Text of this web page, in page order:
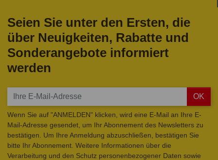
Seien Sie unter den Ersten, die
über Neuigkeiten, Rabatte und
Sonderangebote informiert
werden
OK
Wenn Sie auf "ANMELDEN" klicken, wird eine E-Mail an Ihre E-
Mail-Adresse gesendet, um Ihr Abonnement des Newsletters zu
bestätigen. Um Ihre Anmeldung abzuschließen, bestätigen Sie
bitte Ihr Abonnement. Weitere Informationen über die
Verarbeitung und den Schutz personenbezogener Daten sowie